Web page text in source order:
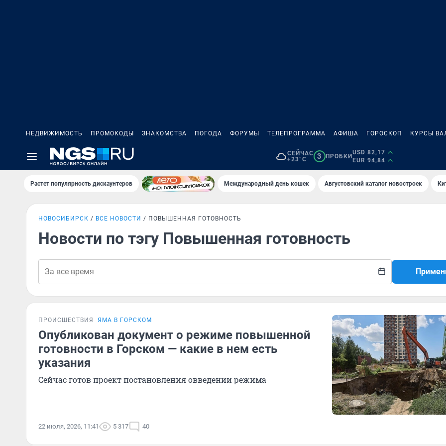
НЕДВИЖИМОСТЬ ПРОМОКОДЫ ЗНАКОМСТВА ПОГОДА ФОРУМЫ ТЕЛЕПРОГРАММА АФИША ГОРОСКОП КУРСЫ
СЕЙЧАС
+23°C
3 ПРОБКИ
USD 82,17
EUR 94,84
Растет популярность дискаунтеров Международный день кошек Августовский каталог новостроек
НОВОСИБИРСК ВСЕ НОВОСТИ ПОВЫШЕННАЯ ГОТОВНОСТЬ
Новости по тэгу Повышенная готовность
ПРОИСШЕСТВИЯ ЯМА В ГОРСКОМ
Опубликован документ о режиме повышенной
готовности в Горском — какие в нем есть
указания
Сейчас готов проект постановления овведении режима
22 июля, 2026, 11:41 5 317 40